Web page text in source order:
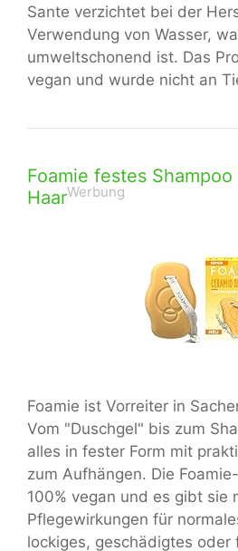
Sante verzichtet bei der
Verwendung von Wasser,
umweltschonend ist. Das
vegan und wurde nicht an
Foamie festes
HaarWerbung
Foamie ist Vorreiter in
Vom "Duschgel" bis zum
alles in fester Form mit
zum Aufhängen. Die
100% vegan und es gibt sie
Pflegewirkungen für
lockiges, geschädigtes oder